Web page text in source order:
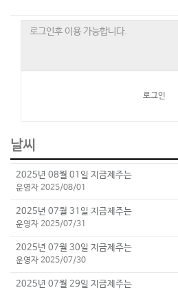
로그인
날씨
2025년 08월 01일 지금제주는
운영자 2025/08/01
2025년 07월 31일 지금제주는
운영자 2025/07/31
2025년 07월 30일 지금제주는
운영자 2025/07/30
2025년 07월 29일 지금제주는